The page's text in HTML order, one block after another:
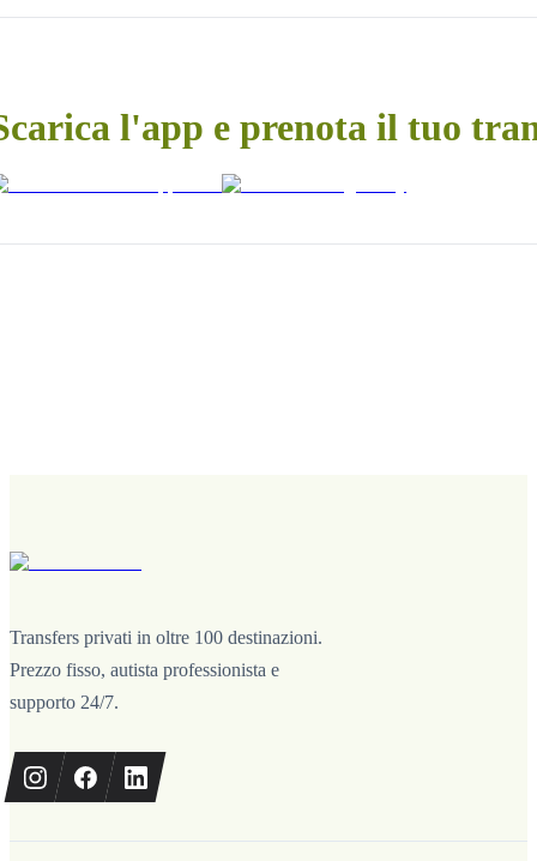
l'app e prenota il tuo
Transfers privati in oltre 100 destinazioni.
Prezzo fisso, autista professionista e
supporto 24/7.